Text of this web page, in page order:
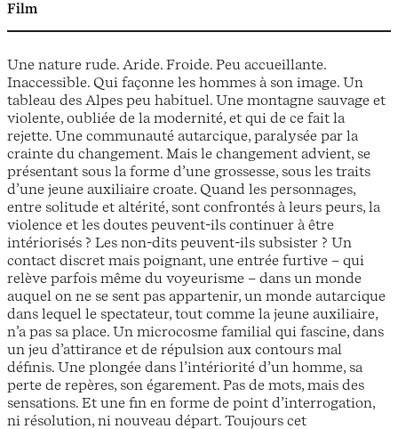
Film
Une nature rude. Aride. Froide. Peu accueillante.
Inaccessible. Qui façonne les hommes à son image. Un
tableau des Alpes peu habituel. Une montagne sauvage et
violente, oubliée de la modernité, et qui de ce fait la
rejette. Une communauté autarcique, paralysée par la
crainte du changement. Mais le changement advient, se
présentant sous la forme d’une grossesse, sous les traits
d’une jeune auxiliaire croate. Quand les personnages,
entre solitude et altérité, sont confrontés à leurs peurs, la
violence et les doutes peuvent-ils continuer à être
intériorisés ? Les non-dits peuvent-ils subsister ? Un
contact discret mais poignant, une entrée furtive – qui
relève parfois même du voyeurisme – dans un monde
auquel on ne se sent pas appartenir, un monde autarcique
dans lequel le spectateur, tout comme la jeune auxiliaire,
n’a pas sa place. Un microcosme familial qui fascine, dans
un jeu d’attirance et de répulsion aux contours mal
définis. Une plongée dans l’intériorité d’un homme, sa
perte de repères, son égarement. Pas de mots, mais des
sensations. Et une fin en forme de point d’interrogation,
ni résolution, ni nouveau départ. Toujours cet